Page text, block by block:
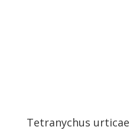
Tetranychus urticae